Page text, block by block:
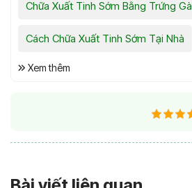
Chữa Xuất Tinh Sớm Bằng Trứng Gà
Cách Chữa Xuất Tinh Sớm Tại Nhà
Xem thêm